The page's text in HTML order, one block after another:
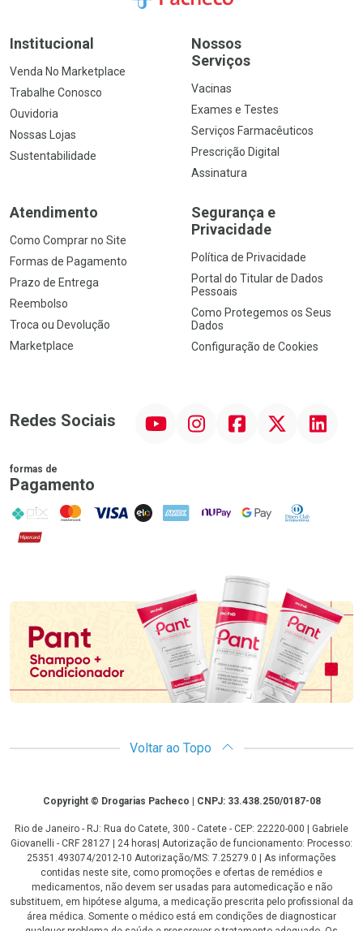
Institucional
Venda No Marketplace
Trabalhe Conosco
Ouvidoria
Nossas Lojas
Sustentabilidade
Nossos
Serviços
Vacinas
Exames e Testes
Serviços Farmacêuticos
Prescrição Digital
Assinatura
Atendimento
Como Comprar no Site
Formas de Pagamento
Prazo de Entrega
Reembolso
Troca ou Devolução
Marketplace
Segurança e
Privacidade
Política de Privacidade
Portal do Titular de Dados
Pessoais
Como Protegemos os Seus
Dados
Configuração de Cookies
Redes Sociais InstagramFacebookTwitter Linkedin
formas de
Pagamento
PIX MasterCard
VISA ELO AMEX NuPay Google PayDiners Club
Hipercard
Voltar ao Topo
CopyrightCopyright © Drogarias Pacheco | CNPJ: 33.438.250/0187-08
Rio de Janeiro - RJ: Rua do Catete, 300 - Catete - CEP: 22220-000 | Gabriele
Giovanelli - CRF 28127 | 24 horas| Autorização de funcionamento: Processo:
25351.493074/2012-10 Autorização/MS: 7.25279.0 | As informações
contidas neste site, como promoções e ofertas de remédios e
medicamentos, não devem ser usadas para automedicação e não
substituem, em hipótese alguma, a medicação prescrita pelo profissional da
área médica. Somente o médico está em condições de diagnosticar